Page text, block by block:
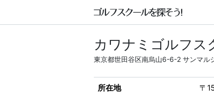
カワナミゴルフス
東京都世田谷区南烏山6-6-2 サンマル
所在地
〒